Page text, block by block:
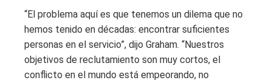
“El problema aquí es que tenemos un dilema que no
hemos tenido en décadas: encontrar suficientes
personas en el servicio”, dijo Graham. “Nuestros
objetivos de reclutamiento son muy cortos, el
conflicto en el mundo está empeorando, no